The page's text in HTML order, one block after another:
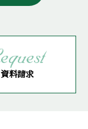
資料請求